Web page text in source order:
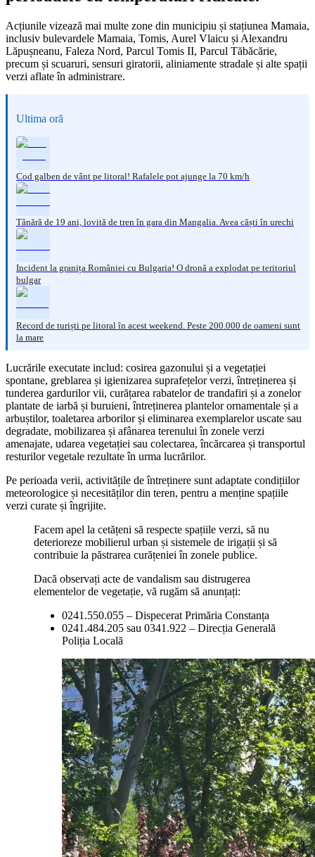
Acțiunile vizează mai multe zone din municipiu și stațiunea Mamaia,
inclusiv bulevardele Mamaia, Tomis, Aurel Vlaicu și Alexandru
Lăpușneanu, Faleza Nord, Parcul Tomis II, Parcul Tăbăcărie,
precum și scuaruri, sensuri giratorii, aliniamente stradale și alte spații
verzi aflate în administrare.
Ultima oră
Cod galben de vânt pe litoral! Rafalele pot ajunge la 70 km/h
Tânără de 19 ani, lovită de tren în gara din Mangalia. Avea căști în urechi
Incident la granița României cu Bulgaria! O dronă a explodat pe teritoriul
bulgar
Record de turiști pe litoral în acest weekend. Peste 200.000 de oameni sunt
la mare
Lucrările executate includ: cosirea gazonului și a vegetației
spontane, greblarea și igienizarea suprafețelor verzi, întreținerea și
tunderea gardurilor vii, curățarea rabatelor de trandafiri și a zonelor
plantate de iarbă și buruieni, întreținerea plantelor ornamentale și a
arbuștilor, toaletarea arborilor și eliminarea exemplarelor uscate sau
degradate, mobilizarea și afânarea terenului în zonele verzi
amenajate, udarea vegetației sau colectarea, încărcarea și transportul
resturilor vegetale rezultate în urma lucrărilor.
Pe perioada verii, activitățile de întreținere sunt adaptate condițiilor
meteorologice și necesităților din teren, pentru a menține spațiile
verzi curate și îngrijite.
Facem apel la cetățeni să respecte spațiile verzi, să nu
deterioreze mobilierul urban și sistemele de irigații și să
contribuie la păstrarea curățeniei în zonele publice.
Dacă observați acte de vandalism sau distrugerea
elementelor de vegetație, vă rugăm să anunțați:
0241.550.055 – Dispecerat Primăria Constanța
0241.484.205 sau 0341.922 – Direcția Generală
Poliția Locală